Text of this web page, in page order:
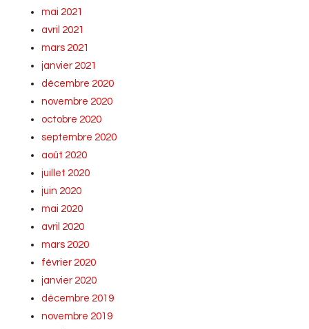
mai 2021
avril 2021
mars 2021
janvier 2021
décembre 2020
novembre 2020
octobre 2020
septembre 2020
août 2020
juillet 2020
juin 2020
mai 2020
avril 2020
mars 2020
février 2020
janvier 2020
décembre 2019
novembre 2019